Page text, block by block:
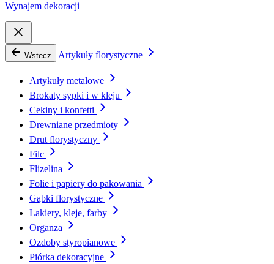
Wynajem dekoracji
Wstecz Artykuły florystyczne
Artykuły metalowe
Brokaty sypki i w kleju
Cekiny i konfetti
Drewniane przedmioty
Drut florystyczny
Filc
Flizelina
Folie i papiery do pakowania
Gąbki florystyczne
Lakiery, kleje, farby
Organza
Ozdoby styropianowe
Piórka dekoracyjne